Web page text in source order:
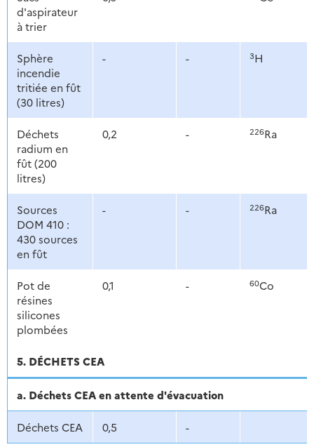
d'aspirateur
à trier
Sphère
incendie
tritiée en fût
(30 litres)
- - 3H
Déchets
radium en
fût (200
litres)
0,2 - 226Ra
Sources
DOM 410 :
430 sources
en fût
- - 226Ra
Pot de
résines
silicones
plombées
0,1 - 60Co
5. DÉCHETS CEA
a. Déchets CEA en attente d'évacuation
Déchets CEA 0,5 -